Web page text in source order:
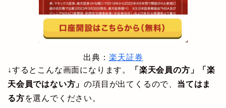
出典： 楽天証券
↓するとこんな画面になります。
「楽天会員の方」「楽
天会員ではない方」の項目が出てくるので、 当てはま
る方を選んでください。